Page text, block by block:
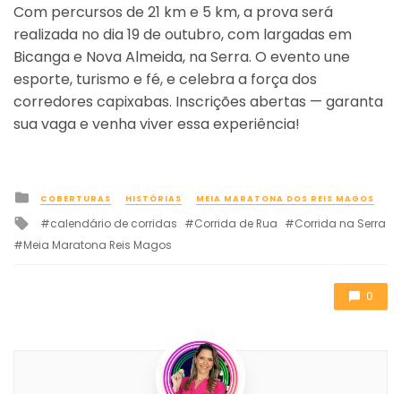
Com percursos de 21 km e 5 km, a prova será
realizada no dia 19 de outubro, com largadas em
Bicanga e Nova Almeida, na Serra. O evento une
esporte, turismo e fé, e celebra a força dos
corredores capixabas. Inscrições abertas — garanta
sua vaga e venha viver essa experiência!
Posted
in
COBERTURAS HISTÓRIAS MEIA MARATONA DOS REIS MAGOS
Tagged
with
calendário de corridas Corrida de Rua
Corrida na Serra
Meia Maratona Reis Magos
0